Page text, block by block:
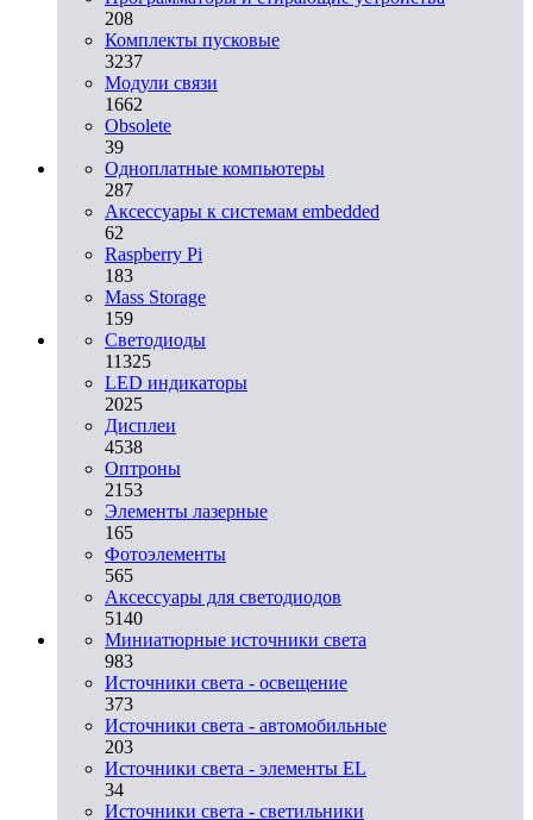
208
Комплекты пусковые
3237
Модули связи
1662
Obsolete
39
Одноплатные компьютеры
287
Аксессуары к системам embedded
62
Raspberry Pi
183
Mass Storage
159
Светодиоды
11325
LED индикаторы
2025
Дисплеи
4538
Оптроны
2153
Элементы лазерные
165
Фотоэлементы
565
Аксессуары для светодиодов
5140
Миниатюрные источники света
983
Источники света - освещение
373
Источники света - автомобильные
203
Источники света - элементы EL
34
Источники света - светильники